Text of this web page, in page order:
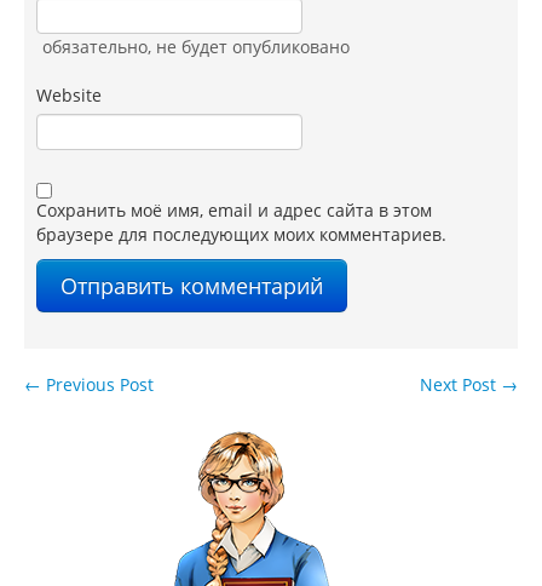
обязательно, не будет опубликовано
Website
Сохранить моё имя, email и адрес сайта в этом
браузере для последующих моих комментариев.
Next Post →
← Previous Post